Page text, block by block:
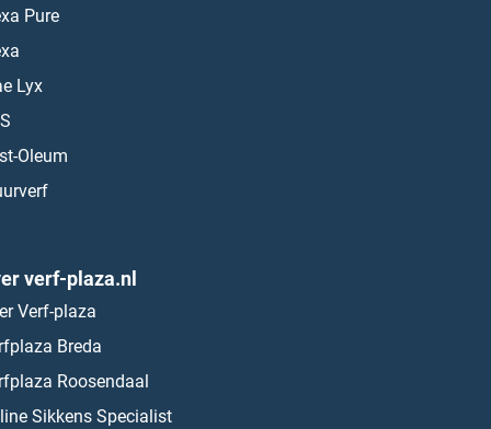
Pure
Lyx
Oleum
verf-plaza.nl
Verf-plaza
Breda
Roosendaal
Sikkens Specialist